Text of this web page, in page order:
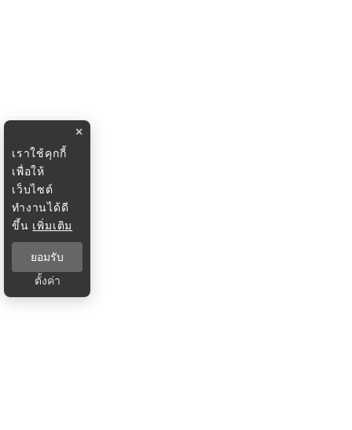
×
เราใช้คุกกี้
เพื่อให้
เว็บไซต์
ทำงานได้ดี
ขึ้น เพิ่มเติม
ยอมรับ
ตั้งค่า